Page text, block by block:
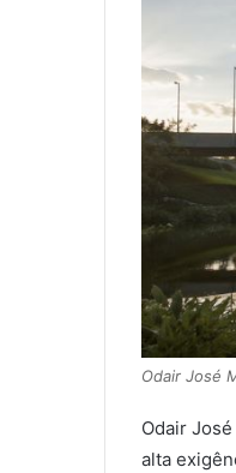
Odair José
Odair
alta